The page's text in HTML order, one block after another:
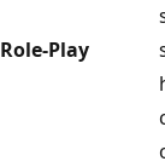
Role-Play